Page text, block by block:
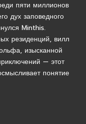
пяти миллионов
дух заповедного
Minthis.
резиденций, вилл
изысканной
— этот
понятие